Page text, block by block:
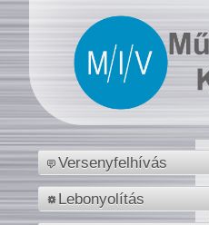
Versenyfelhívás
Lebonyolítás